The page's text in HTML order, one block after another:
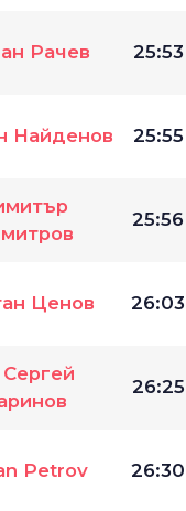
Рачев 25:53
Найденов 25:55
25:56
Ценов 26:03
Сергей
26:25
Petrov 26:30